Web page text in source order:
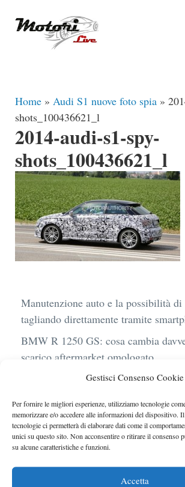
Gestisci Consenso Cookie
Per fornire le migliori esperienze, utilizziamo tecnologie
memorizzare e/o accedere alle informazioni del dispositivo.
tecnologie ci permetterà di elaborare dati come il
unici su questo sito. Non acconsentire o ritirare il consenso
su alcune caratteristiche e funzioni.
Accetta
Home » Audi S1 nuove foto spia »
shots_100436621_l
2014-audi-s1-spy-
shots_100436621_l
Manutenzione auto e la possibilità
tagliando direttamente tramite
BMW R 1250 GS: cosa cambia
scarico aftermarket omologato
Audi Q4 e-Tron 40 Business
termine
Ufficiale l’arrivo degli stop
obbligatori in Italia
Le caratteristiche del motore Turbo